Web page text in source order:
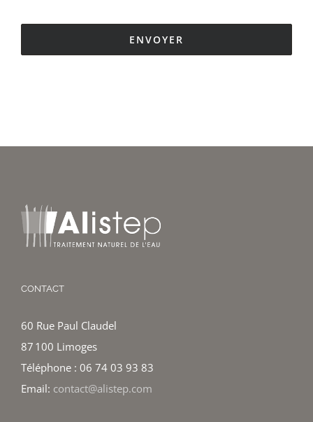
CONTACT
60 Rue Paul Claudel
87 100 Limoges
Téléphone : 06 74 03 93 83
Email: contact@alistep.com